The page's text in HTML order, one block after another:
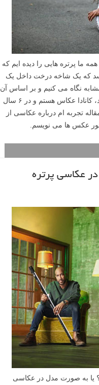
پرتره هایی را دیده ایم که
که یک شاخه درخت داخل یک
نگاه می کنیم و بر اساس آن
ایده خوبی در مورد سطح تحربه عکاس به دست می آوریم. من در نیوفاندلند، کانادا عکاس هستم و در ۶ سال
تجربه ام درباره عکاسی از
جور عکس ها می نویسم.
یا به صورت مدل در عکاسی